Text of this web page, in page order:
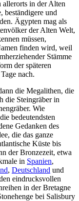
allerorts in der Alten
beständigere und
Ägypten mag als
der Alten Welt,
müssen,
finden wird, weil
Stämme
der späteren
nach.
die Megalithen, die
die Steingräber in
Wie
bedeutendsten
Gedanken des
die das ganze
Küste bis
der Bronzezeit, etwa
in Spanien,
, Deutschland und
eindrucksvollen
in der Bretagne
bei Salisbury